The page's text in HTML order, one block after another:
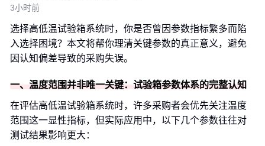
3小时前
选择高低温试验箱系统时，你是否曾因参数指标繁多而陷
入选择困境？本文将帮你理清关键参数的真正意义，避免
因认知偏差导致的采购失误。
一、温度范围并非唯一关键：试验箱参数体系的完整认知
在评估高低温试验箱系统时，许多采购者会优先关注温度
范围这一显性指标，但实际应用中，以下几个参数往往对
测试结果影响更大：